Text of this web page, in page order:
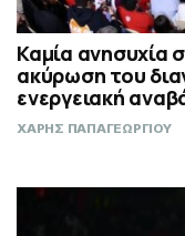
Καμία ανησυχία
ακύρωση του
ενεργειακή
ΧΑΡΗΣ ΠΑΠΑΓΕΩΡΓΙΟΥ